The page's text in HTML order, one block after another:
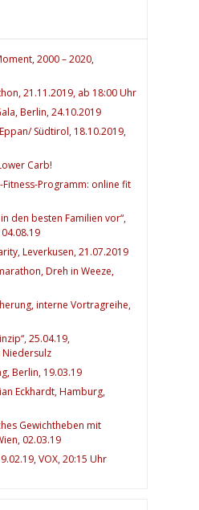
2000 – 2020,
21.11.2019, ab 18:00 Uhr
Berlin, 24.10.2019
Südtirol, 18.10.2019,
Carb!
Fitness-Programm: online fit
den besten Familien vor“,
Leverkusen, 21.07.2019
Dreh in Weeze,
interne Vortragreihe,
25.04.19,
Berlin, 19.03.19
Eckhardt, Hamburg,
Gewichtheben mit
02.03.19
VOX, 20:15 Uhr